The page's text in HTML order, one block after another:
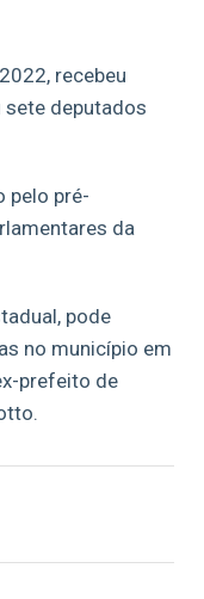
recebeu
sete deputados
pelo pré-
da
pode
no município em
prefeito de